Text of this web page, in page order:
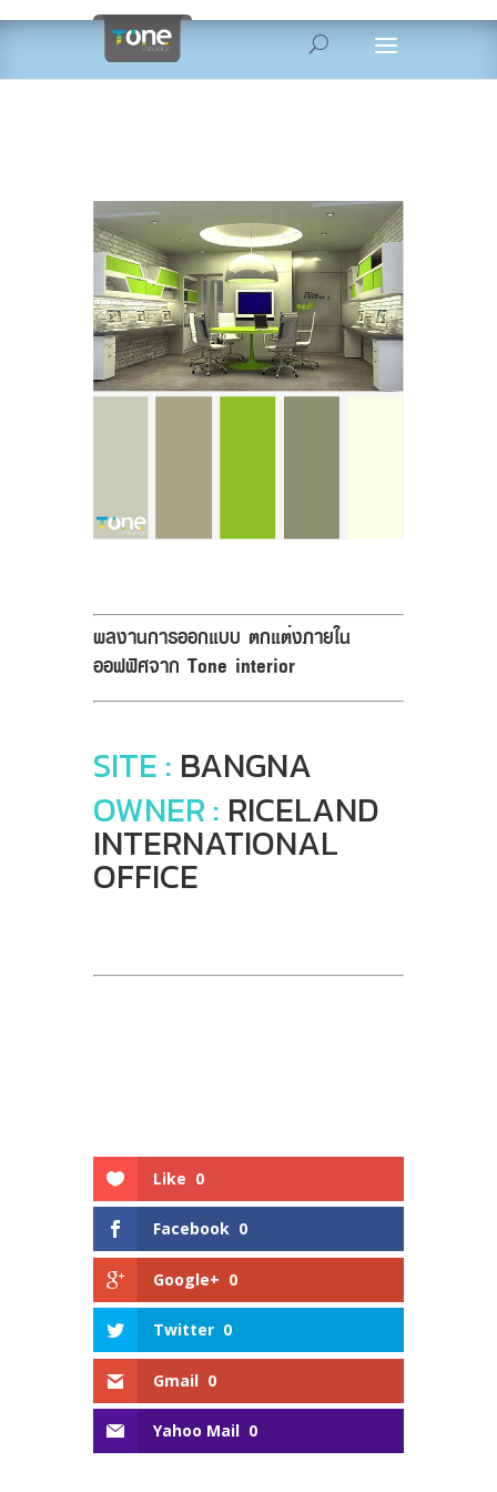
ผลงานการออกแบบ ตกแต่งภายใน
ออฟฟิศจาก Tone interior
SITE : BANGNA
OWNER : RICELAND
INTERNATIONAL
OFFICE
Like 0
Facebook 0
Google+ 0
Twitter 0
Gmail 0
Yahoo Mail 0